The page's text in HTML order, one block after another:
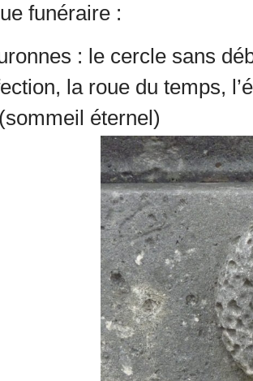
funéraire :
: le cercle sans
la roue du temps,
éternel)